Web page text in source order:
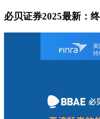
必贝证券2025最新：